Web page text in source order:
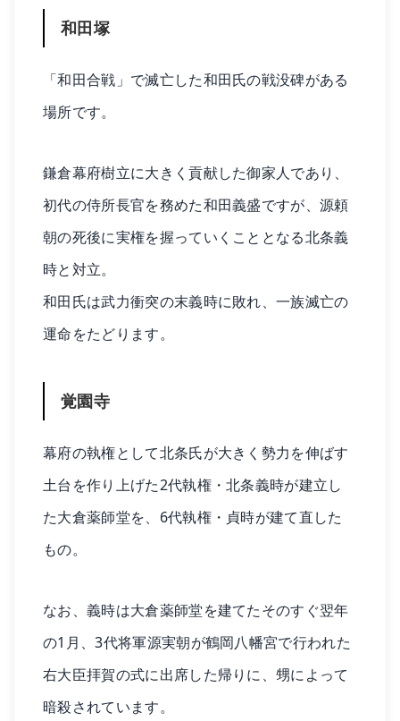
和田塚
「和田合戦」で滅亡した和田氏の戦没碑がある
場所です。
鎌倉幕府樹立に大きく貢献した御家人であり、
初代の侍所長官を務めた和田義盛ですが、源頼
朝の死後に実権を握っていくこととなる北条義
時と対立。
和田氏は武力衝突の末義時に敗れ、一族滅亡の
運命をたどります。
覚園寺
幕府の執権として北条氏が大きく勢力を伸ばす
土台を作り上げた2代執権・北条義時が建立し
た大倉薬師堂を、6代執権・貞時が建て直した
もの。
なお、義時は大倉薬師堂を建てたそのすぐ翌年
の1月、3代将軍源実朝が鶴岡八幡宮で行われた
右大臣拝賀の式に出席した帰りに、甥によって
暗殺されています。